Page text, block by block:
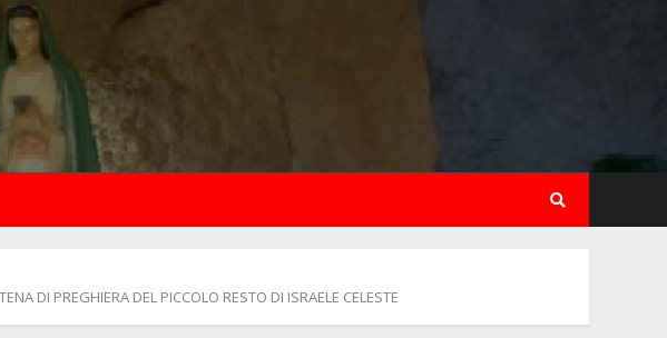
DI PREGHIERA DEL PICCOLO RESTO DI ISRAELE CELESTE